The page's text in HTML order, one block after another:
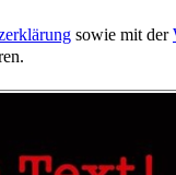
sowie mit der